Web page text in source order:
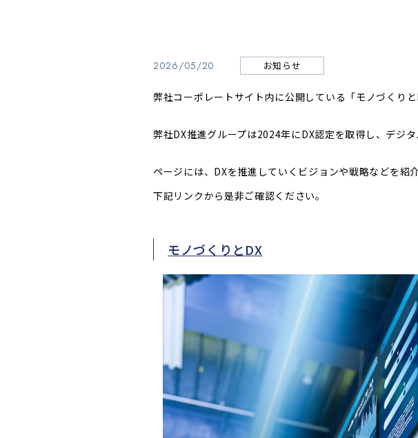
2026/05/20 お知らせ
弊社コーポレートサイト内に公開している「モノづくり
弊社DX推進グループは2024年にDX認定を取得し、デジ
ページには、DXを推進していくビジョンや戦略などを紹介
下記リンクから是非ご確認ください。
モノづくりとDX